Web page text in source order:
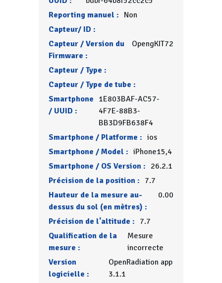
Reporting manuel : Non
Capteur/ ID :
Capteur / Version du
Firmware :
OpengKIT72
Capteur / Type :
Capteur / Type de tube :
Smartphone
/ UUID :
1E803BAF-AC57-
4F7E-88B3-
BB3D9FB638F4
Smartphone / Platforme : ios
Smartphone / Model : iPhone15,4
Smartphone / OS Version : 26.2.1
Précision de la position : 7.7
Hauteur de la mesure au-
dessus du sol (en mètres) :
0.00
Précision de l'altitude : 7.7
Qualification de la
mesure :
Mesure
incorrecte
Version
logicielle :
OpenRadiation app
3.1.1